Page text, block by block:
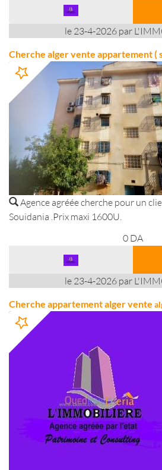
le 23-4-2026 par
Cherche alger vente appartement (
Agence agréée cherche pour un
Souidania .Prix maxi 1600U.
0 DA
le 23-4-2026 par
Cherche appartement alger vente